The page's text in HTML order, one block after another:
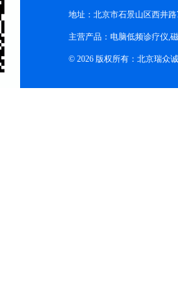
地址：北京市石景山区西井路
主营产品：电脑低频诊疗仪,
© 2026 版权所有：北京瑞众